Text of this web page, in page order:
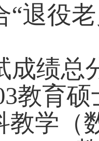
“退役
成绩总
教育硕
教学（